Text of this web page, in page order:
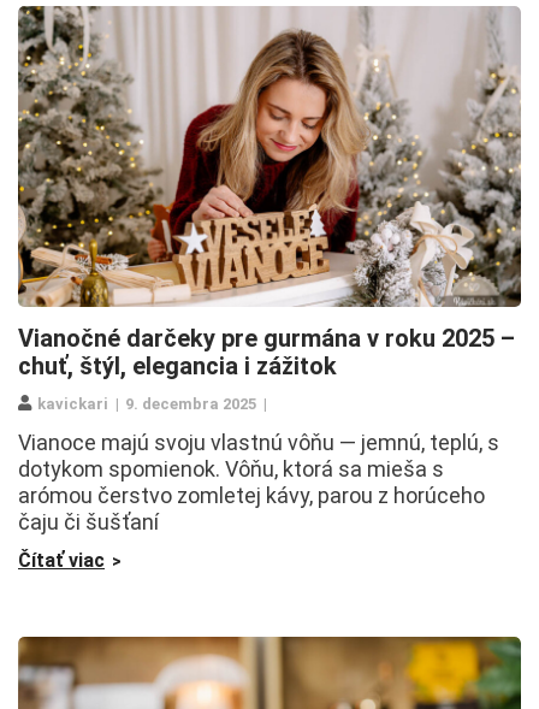
Vianočné darčeky pre gurmána v roku 2025 –
chuť, štýl, elegancia i zážitok
kavickari 9. decembra 2025
Vianoce majú svoju vlastnú vôňu — jemnú, teplú, s
dotykom spomienok. Vôňu, ktorá sa mieša s
arómou čerstvo zomletej kávy, parou z horúceho
čaju či šušťaní
Čítať viac